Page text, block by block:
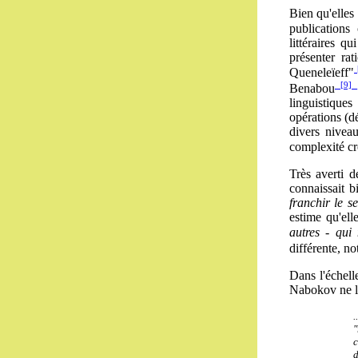
Bien qu'elles
publications
littéraires
présenter
Queneleïeff"
Benabou [9]
opérations
divers
complexité
Très averti
connaissait
franchir le
estime
autres - qui
différente,
Dans
Nabokov ne